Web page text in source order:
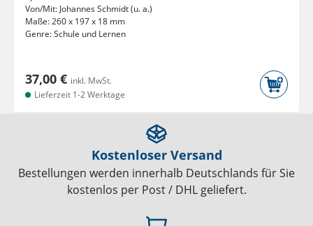
Von/Mit: Johannes Schmidt (u. a.)
Maße:260 x 197 x 18 mm
Genre:Schule und Lernen
37,00 € inkl. MwSt.
Lieferzeit 1-2 Werktage
Kostenloser Versand
Bestellungen werden innerhalb Deutschlands für Sie
kostenlos per Post / DHL geliefert.